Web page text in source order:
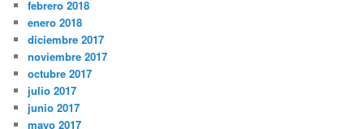
febrero 2018
enero 2018
diciembre 2017
noviembre 2017
octubre 2017
julio 2017
junio 2017
mayo 2017